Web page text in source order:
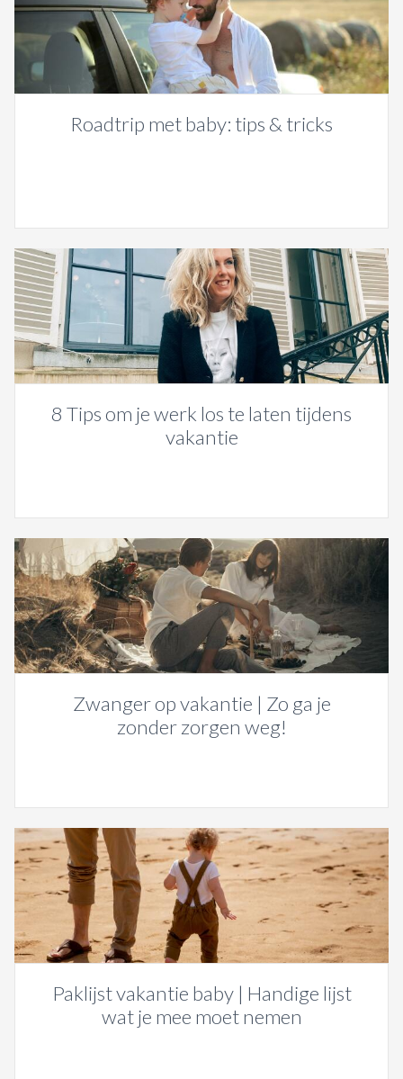
Roadtrip met baby: tips & tricks
8 Tips om je werk los te laten tijdens
vakantie
Zwanger op vakantie | Zo ga je
zonder zorgen weg!
Paklijst vakantie baby | Handige lijst
wat je mee moet nemen